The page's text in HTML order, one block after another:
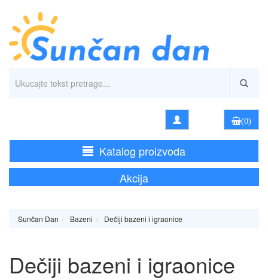
(0)
Katalog proizvoda
Akcija
Sunčan Dan Bazeni Dečiji bazeni i igraonice
Dečiji bazeni i igraonice